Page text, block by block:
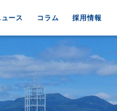
ュース コラム 採用情報